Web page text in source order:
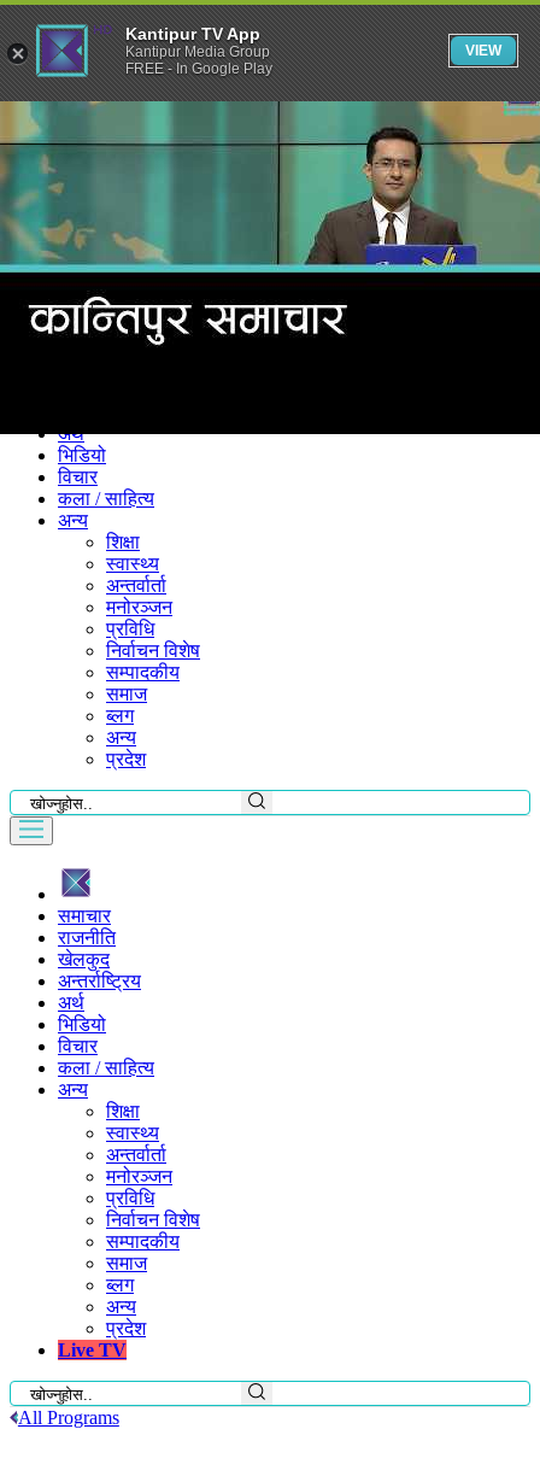
अर्थ
भिडियो
विचार
कला / साहित्य
अन्य
शिक्षा
स्वास्थ्य
अन्तर्वार्ता
मनोरञ्जन
प्रविधि
निर्वाचन विशेष
सम्पादकीय
समाज
ब्लग
अन्य
प्रदेश
समाचार
राजनीति
खेलकुद
अन्तर्राष्ट्रिय
अर्थ
भिडियो
विचार
कला / साहित्य
अन्य
शिक्षा
स्वास्थ्य
अन्तर्वार्ता
मनोरञ्जन
प्रविधि
निर्वाचन विशेष
सम्पादकीय
समाज
ब्लग
अन्य
प्रदेश
Live TV
All Programs
Kantipur TV App
Kantipur Media Group
FREE - In Google Play
VIEW